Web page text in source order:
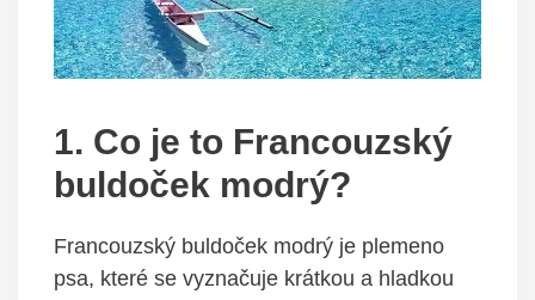
1. Co je to Francouzský
buldoček modrý?
Francouzský buldoček modrý je plemeno
psa, které se vyznačuje krátkou a hladkou